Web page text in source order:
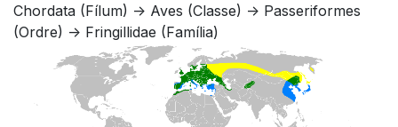
Chordata (Fílum) -> Aves (Classe) -> Passeriformes
(Ordre) -> Fringillidae (Família)